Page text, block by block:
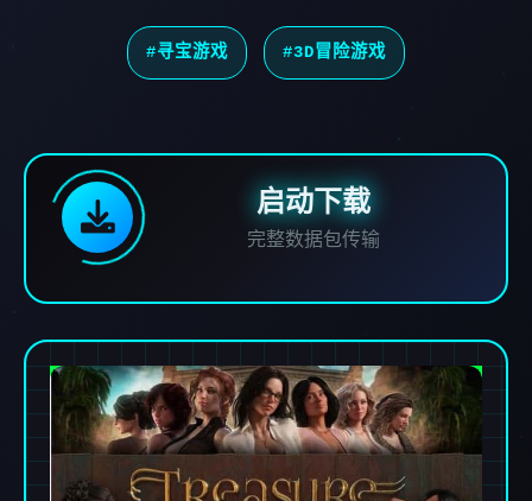
#寻宝游戏 #3D冒险游戏
启动下载
完整数据包传输